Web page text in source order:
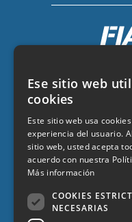
Seguro
Ese sitio web
cookies
Este sitio web usa
experiencia del usuario.
sitio web, usted acepta
acuerdo con nuestra
Más información
COOKIES
NECESARIAS